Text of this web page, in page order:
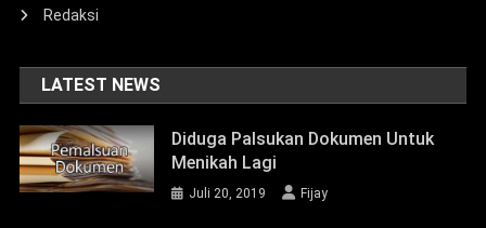
Redaksi
LATEST NEWS
Diduga Palsukan Dokumen Untuk
Menikah Lagi
Juli 20, 2019 Fijay